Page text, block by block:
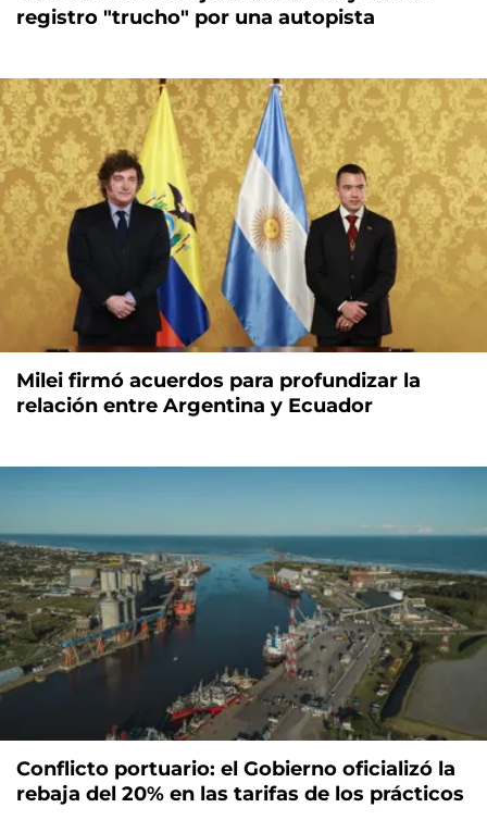
registro "trucho" por una autopista
Milei firmó acuerdos para profundizar la
relación entre Argentina y Ecuador
Conflicto portuario: el Gobierno oficializó la
rebaja del 20% en las tarifas de los prácticos